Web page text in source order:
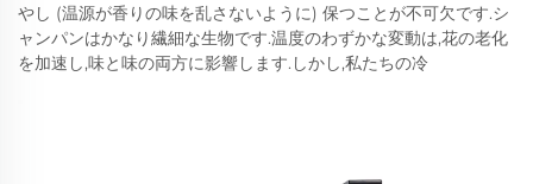
やし (温源が香りの味を乱さないように) 保つことが不可欠です.シ
ャンパンはかなり繊細な生物です.温度のわずかな変動は,花の老化
を加速し,味と味の両方に影響します.しかし,私たちの冷